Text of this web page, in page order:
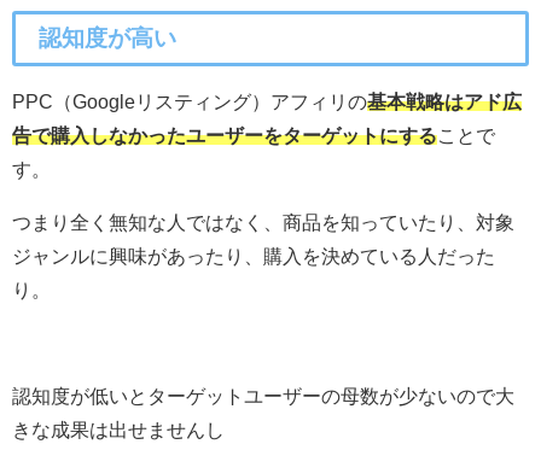
認知度が高い
PPC（Googleリスティング）アフィリの基本戦略はアド広
告で購入しなかったユーザーをターゲットにする ことで
す。
つまり全く無知な人ではなく、商品を知っていたり、対象
ジャンルに興味があったり、購入を決めている人だった
り。
認知度が低いとターゲットユーザーの母数が少ないので大
きな成果は出せませんし